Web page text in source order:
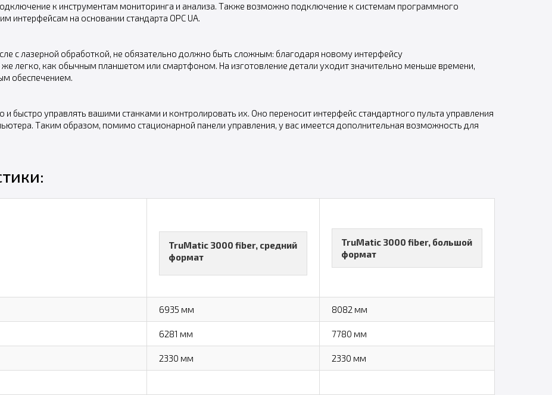
к инструментам мониторинга и анализа. Также возможно подключение к системам программного
интерфейсам на основании стандарта OPC UA.
с лазерной обработкой, не обязательно должно быть сложным: благодаря новому интерфейсу
же легко, как обычным планшетом или смартфоном. На изготовление детали уходит значительно меньше времени,
обеспечением.
быстро управлять вашими станками и контролировать их. Оно переносит интерфейс стандартного пульта управления
Таким образом, помимо стационарной панели управления, у вас имеется дополнительная возможность для
TruMatic 3000 fiber, средний
формат
TruMatic 3000 fiber, большой
формат
6935 мм 8082 мм
6281 мм 7780 мм
2330 мм 2330 мм